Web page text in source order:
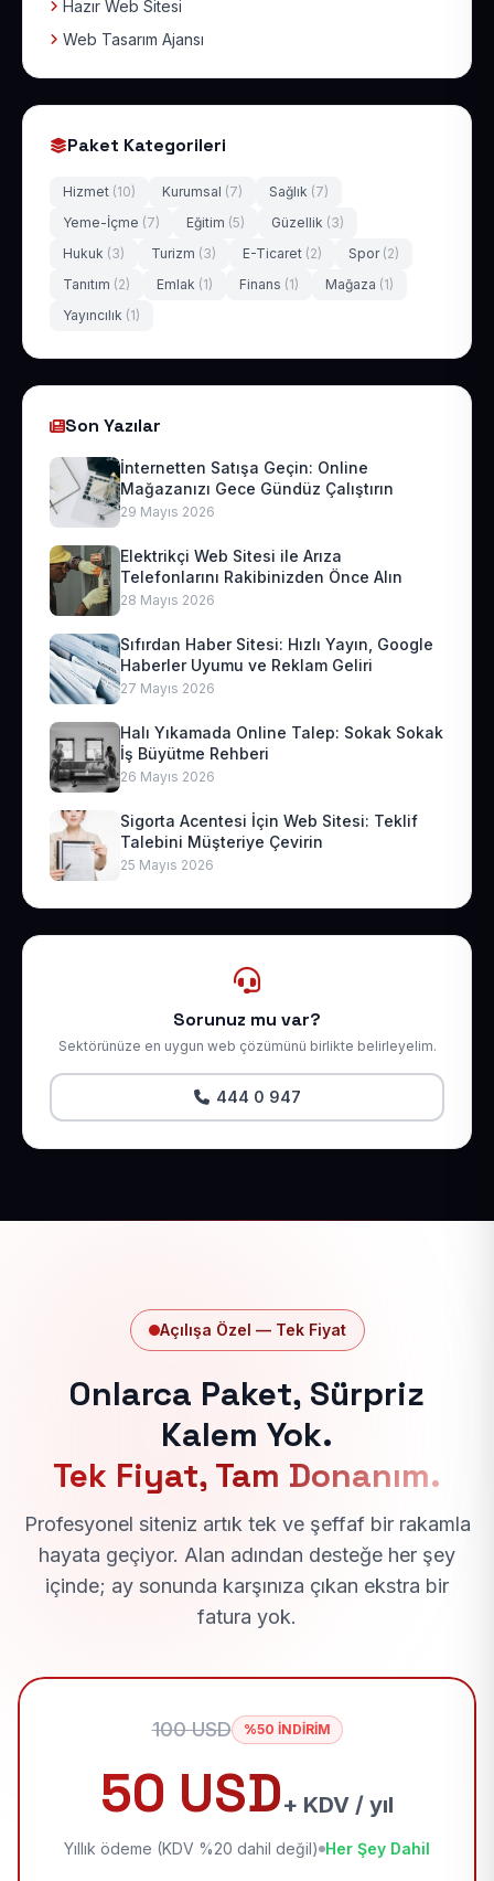
Hazır Web Sitesi
Web Tasarım Ajansı
Paket Kategorileri
Hizmet (10) Kurumsal (7) Sağlık (7)
Yeme-İçme (7) Eğitim (5) Güzellik (3)
Hukuk (3) Turizm (3) E-Ticaret (2) Spor (2)
Tanıtım (2) Emlak (1) Finans (1) Mağaza (1)
Yayıncılık (1)
Son Yazılar
İnternetten Satışa Geçin: Online
Mağazanızı Gece Gündüz Çalıştırın
29 Mayıs 2026
Elektrikçi Web Sitesi ile Arıza
Telefonlarını Rakibinizden Önce Alın
28 Mayıs 2026
Sıfırdan Haber Sitesi: Hızlı Yayın, Google
Haberler Uyumu ve Reklam Geliri
27 Mayıs 2026
Halı Yıkamada Online Talep: Sokak Sokak
İş Büyütme Rehberi
26 Mayıs 2026
Sigorta Acentesi İçin Web Sitesi: Teklif
Talebini Müşteriye Çevirin
25 Mayıs 2026
Sorunuz mu var?
Sektörünüze en uygun web çözümünü birlikte belirleyelim.
444 0 947
Açılışa Özel — Tek Fiyat
Onlarca Paket, Sürpriz
Kalem Yok.
Tek Fiyat, Tam Donanım.
Profesyonel siteniz artık tek ve şeffaf bir rakamla
hayata geçiyor. Alan adından desteğe her şey
içinde; ay sonunda karşınıza çıkan ekstra bir
fatura yok.
100 USD %50 İNDİRİM
50 USD+ KDV / yıl
Yıllık ödeme (KDV %20 dahil değil) Her Şey Dahil